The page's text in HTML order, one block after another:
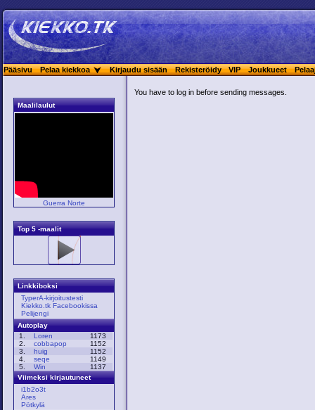
Pääsivu Pelaa kiekkoa Kirjaudu sisään Rekisteröidy VIP Joukkueet
Maalilaulut
Guerra Norte
Top 5 -maalit
Linkkiboksi
TyperA-kirjoitustesti
Kiekko.tk Facebookissa
Pelijengi
Autoplay
1.
Loren
1173
2.
cobbapop
1152
3.
huig
1152
4.
seqe
1149
5.
Win
1137
Viimeksi kirjautuneet
i1b2o3t
Ares
Pötkylä
You have to log in before sending messages.